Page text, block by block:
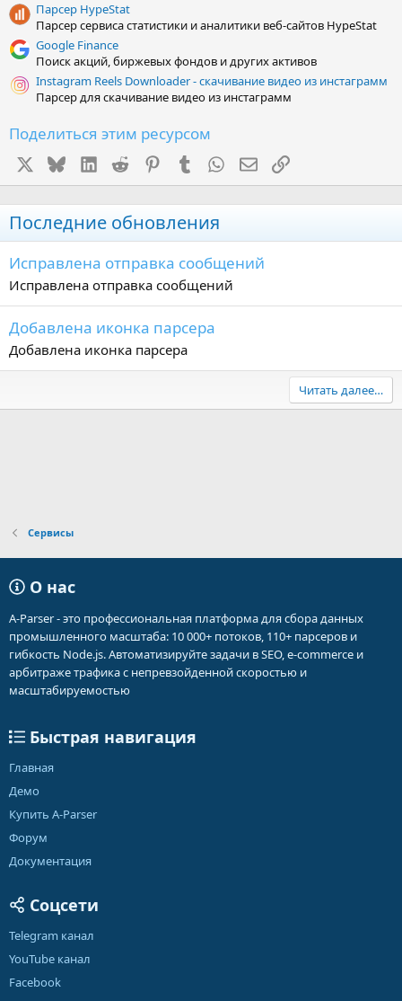
Парсер HypeStat
Парсер сервиса статистики и аналитики веб-сайтов HypeStat
Google Finance
Поиск акций, биржевых фондов и других активов
Instagram Reels Downloader - скачивание видео из инстаграмм
Парсер для скачивание видео из инстаграмм
Поделиться этим ресурсом
BlueskyLinkedIn
Reddit PinterestTumblr WhatsApp
Электронная почта
Ссылка
Последние обновления
Исправлена отправка сообщений
Исправлена отправка сообщений
Добавлена иконка парсера
Добавлена иконка парсера
Читать далее…
Сервисы
О нас
A-Parser - это профессиональная платформа для сбора данных
промышленного масштаба: 10 000+ потоков, 110+ парсеров и
гибкость Node.js. Автоматизируйте задачи в SEO, e-commerce и
арбитраже трафика с непревзойденной скоростью и
масштабируемостью
Быстрая навигация
Главная
Демо
Купить A-Parser
Форум
Документация
Соцсети
Telegram канал
YouTube канал
Facebook